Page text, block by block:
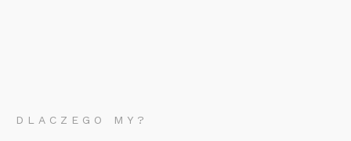
DLACZEGO MY?